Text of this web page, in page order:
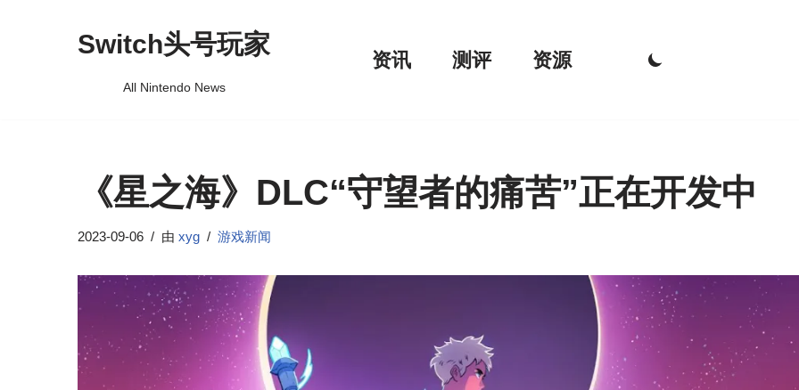
Switch头号玩家
All Nintendo News
资讯 测评 资源
《星之海》DLC“守望者的痛苦”正在开发中
2023-09-06 由 xyg 游戏新闻